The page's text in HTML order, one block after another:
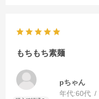
もちもち素麺
pちゃん
年代:60代